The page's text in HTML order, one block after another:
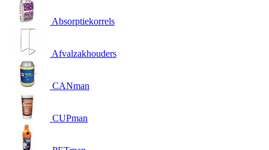
Absorptiekorrels
Afvalzakhouders
CANman
CUPman